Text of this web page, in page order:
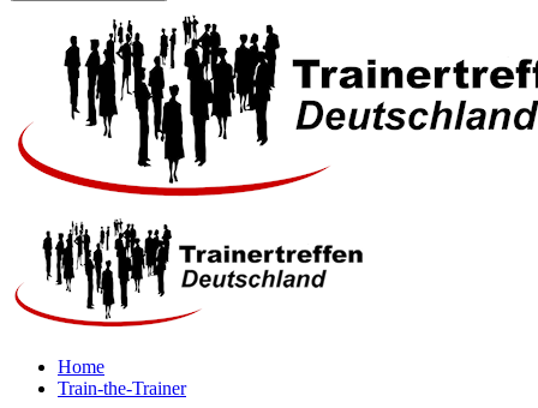
Home
Train-the-Trainer